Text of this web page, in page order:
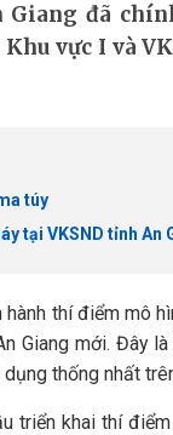
Giang đã
vực I và
túy
tại VKSND tỉnh An
thí điểm mô
Giang mới. Đây
thống nhất
khai thí